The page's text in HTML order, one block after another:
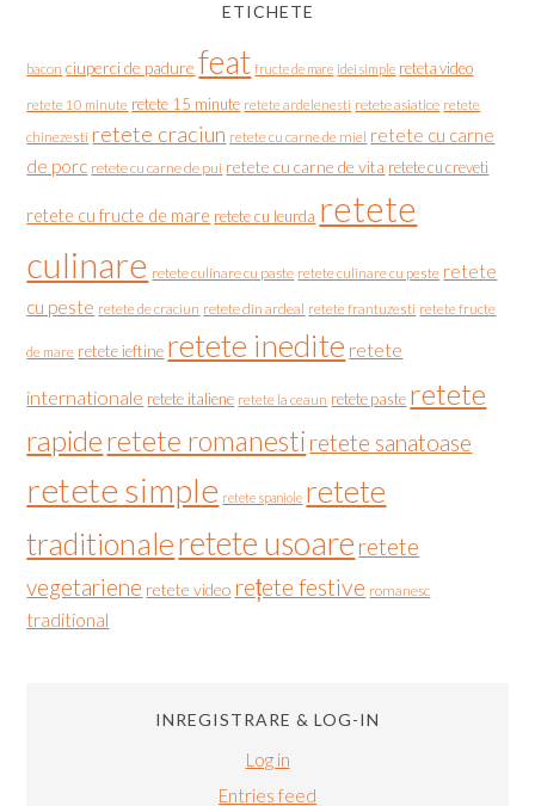
ETICHETE
bacon ciuperci de padure feat fructe de mare idei simple reteta video
retete 10 minute retete 15 minute retete ardelenesti retete asiatice retete
chinezesti retete craciun retete cu carne de miel retete cu carne
de porc retete cu carne de pui retete cu carne de vita retete cu creveti
retete cu fructe de mare retete cu leurda retete
culinare retete culinare cu paste retete culinare cu peste retete
cu peste retete de craciun retete din ardeal retete frantuzesti retete fructe
de mare retete ieftine retete inedite retete
internationale retete italiene retete la ceaun retete paste retete
rapideretete romanesti retete sanatoase
retete simple retete spaniole retete
traditionaleretete usoare retete
vegetariene retete video rețete festive romanesc
traditional
INREGISTRARE & LOG-IN
Log in
Entries feed